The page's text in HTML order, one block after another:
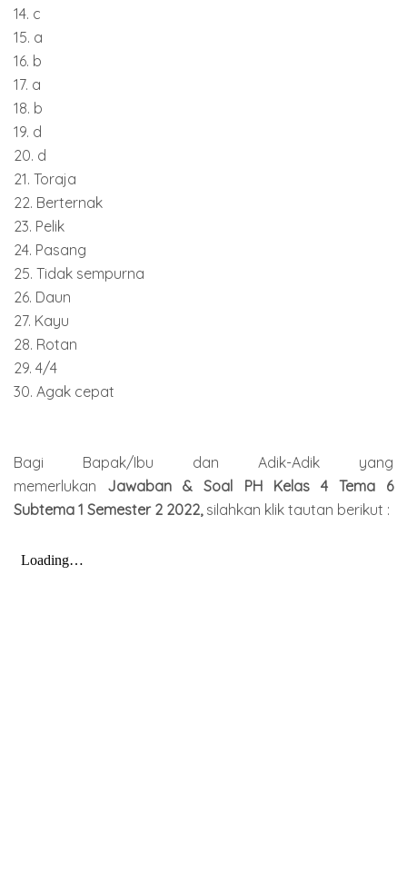
14. c
15. a
16. b
17. a
18. b
19. d
20. d
21. Toraja
22. Berternak
23. Pelik
24. Pasang
25. Tidak sempurna
26. Daun
27. Kayu
28. Rotan
29. 4/4
30. Agak cepat
Bagi Bapak/Ibu dan Adik-Adik yang
memerlukan Jawaban & Soal PH Kelas 4 Tema 6
Subtema 1 Semester 2 2022, silahkan klik tautan berikut :